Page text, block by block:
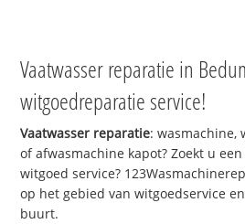
Vaatwasser reparatie in
witgoedreparatie service!
Vaatwasser reparatie: wasmachine,
of afwasmachine kapot? Zoekt u
witgoed service?
op het gebied van witgoedservice
buurt.